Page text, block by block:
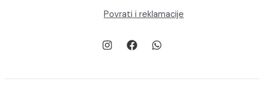
Povrati i reklamacije